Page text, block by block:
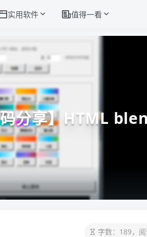
实用软件 值得一看
分享】HTML
字数：189，